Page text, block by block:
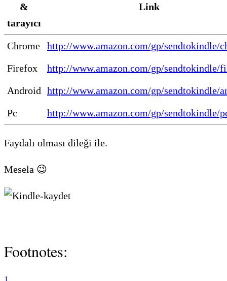
&
tarayıcı
Link
Chrome
http://www.amazon.com/gp/sendtokindle/
Firefox
http://www.amazon.com/gp/sendtokindle/
Android http://www.amazon.com/gp/sendtokindle/
Pc
http://www.amazon.com/gp/sendtokindle/
Faydalı olması dileği ile.
Mesela 😉
Footnotes: